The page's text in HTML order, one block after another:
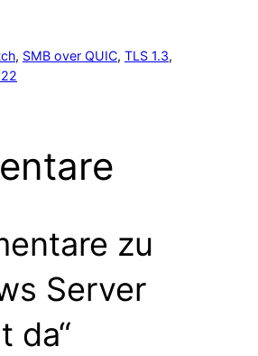
, SMB over QUIC, TLS 1.3
zu
Server
da“